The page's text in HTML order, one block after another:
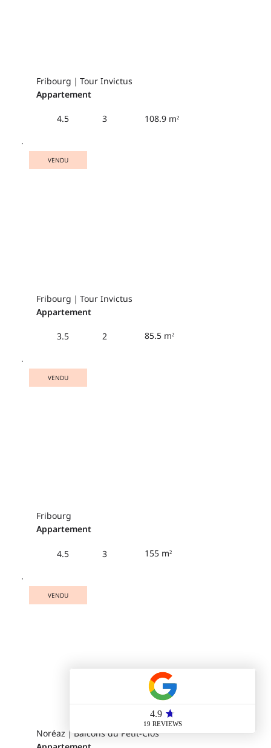
Fribourg｜Tour Invictus
Appartement
4.5 3 108.9 m²
VENDU
Fribourg｜Tour Invictus
Appartement
3.5 2 85.5 m²
VENDU
Fribourg
Appartement
4.5 3 155 m²
VENDU
Noréaz｜Balcons du Petit-Clos